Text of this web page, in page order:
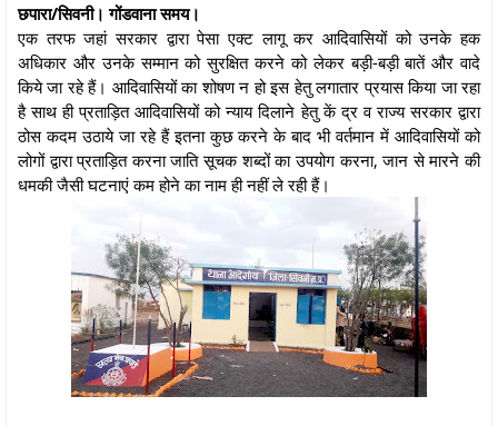
छपारा/सिवनी। गोंडवाना समय।
एक तरफ जहां सरकार द्वारा पेसा एक्ट लागू कर आदिवासियों को उनके हक
अधिकार और उनके सम्मान को सुरक्षित करने को लेकर बड़ी-बड़ी बातें और वादे
किये जा रहे हैं। आदिवासियों का शोषण न हो इस हेतु लगातार प्रयास किया जा रहा
है साथ ही प्रताड़ित आदिवासियों को न्याय दिलाने हेतु कें द्र व राज्य सरकार द्वारा
ठोस कदम उठाये जा रहे हैं इतना कुछ करने के बाद भी वर्तमान में आदिवासियों को
लोगों द्वारा प्रताड़ित करना जाति सूचक शब्दों का उपयोग करना, जान से मारने की
धमकी जैसी घटनाएं कम होने का नाम ही नहीं ले रही हैं।